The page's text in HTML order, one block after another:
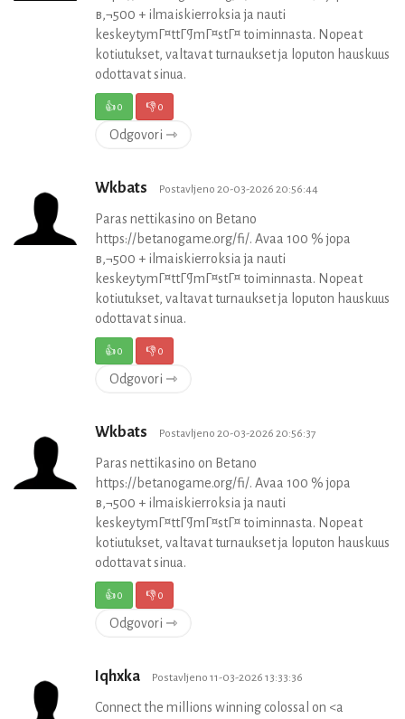
в‚¬500 + ilmaiskierroksia ja nauti
keskeytymГ¤ttГ¶mГ¤stГ¤ toiminnasta. Nopeat
kotiutukset, valtavat turnaukset ja loputon hauskuus
odottavat sinua.
👍0 👎0
Odgovori ⇾
Wkbats Postavljeno 20-03-2026 20:56:44
Paras nettikasino on Betano
https://betanogame.org/fi/. Avaa 100 % jopa
в‚¬500 + ilmaiskierroksia ja nauti
keskeytymГ¤ttГ¶mГ¤stГ¤ toiminnasta. Nopeat
kotiutukset, valtavat turnaukset ja loputon hauskuus
odottavat sinua.
👍0 👎0
Odgovori ⇾
Wkbats Postavljeno 20-03-2026 20:56:37
Paras nettikasino on Betano
https://betanogame.org/fi/. Avaa 100 % jopa
в‚¬500 + ilmaiskierroksia ja nauti
keskeytymГ¤ttГ¶mГ¤stГ¤ toiminnasta. Nopeat
kotiutukset, valtavat turnaukset ja loputon hauskuus
odottavat sinua.
👍0 👎0
Odgovori ⇾
Iqhxka Postavljeno 11-03-2026 13:33:36
Connect the millions winning colossal on <a